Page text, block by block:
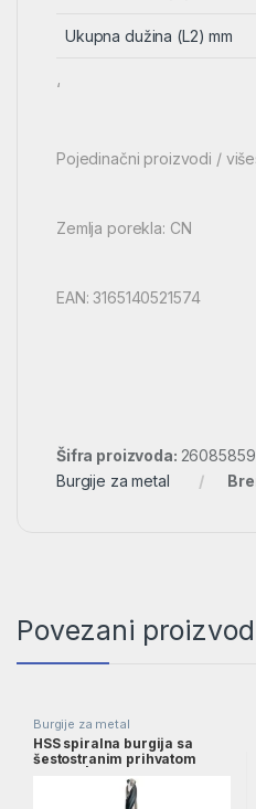
Ukupna dužina (L2) mm
‘
Pojedinačni proizvodi /
Zemlja porekla: CN
EAN: 3165140521574
Šifra proizvoda:
Burgije za metal
Povezani
Burgije za metal
HSS spiralna burgija sa
šestostranim prihvatom
6,0mm | 2608577058